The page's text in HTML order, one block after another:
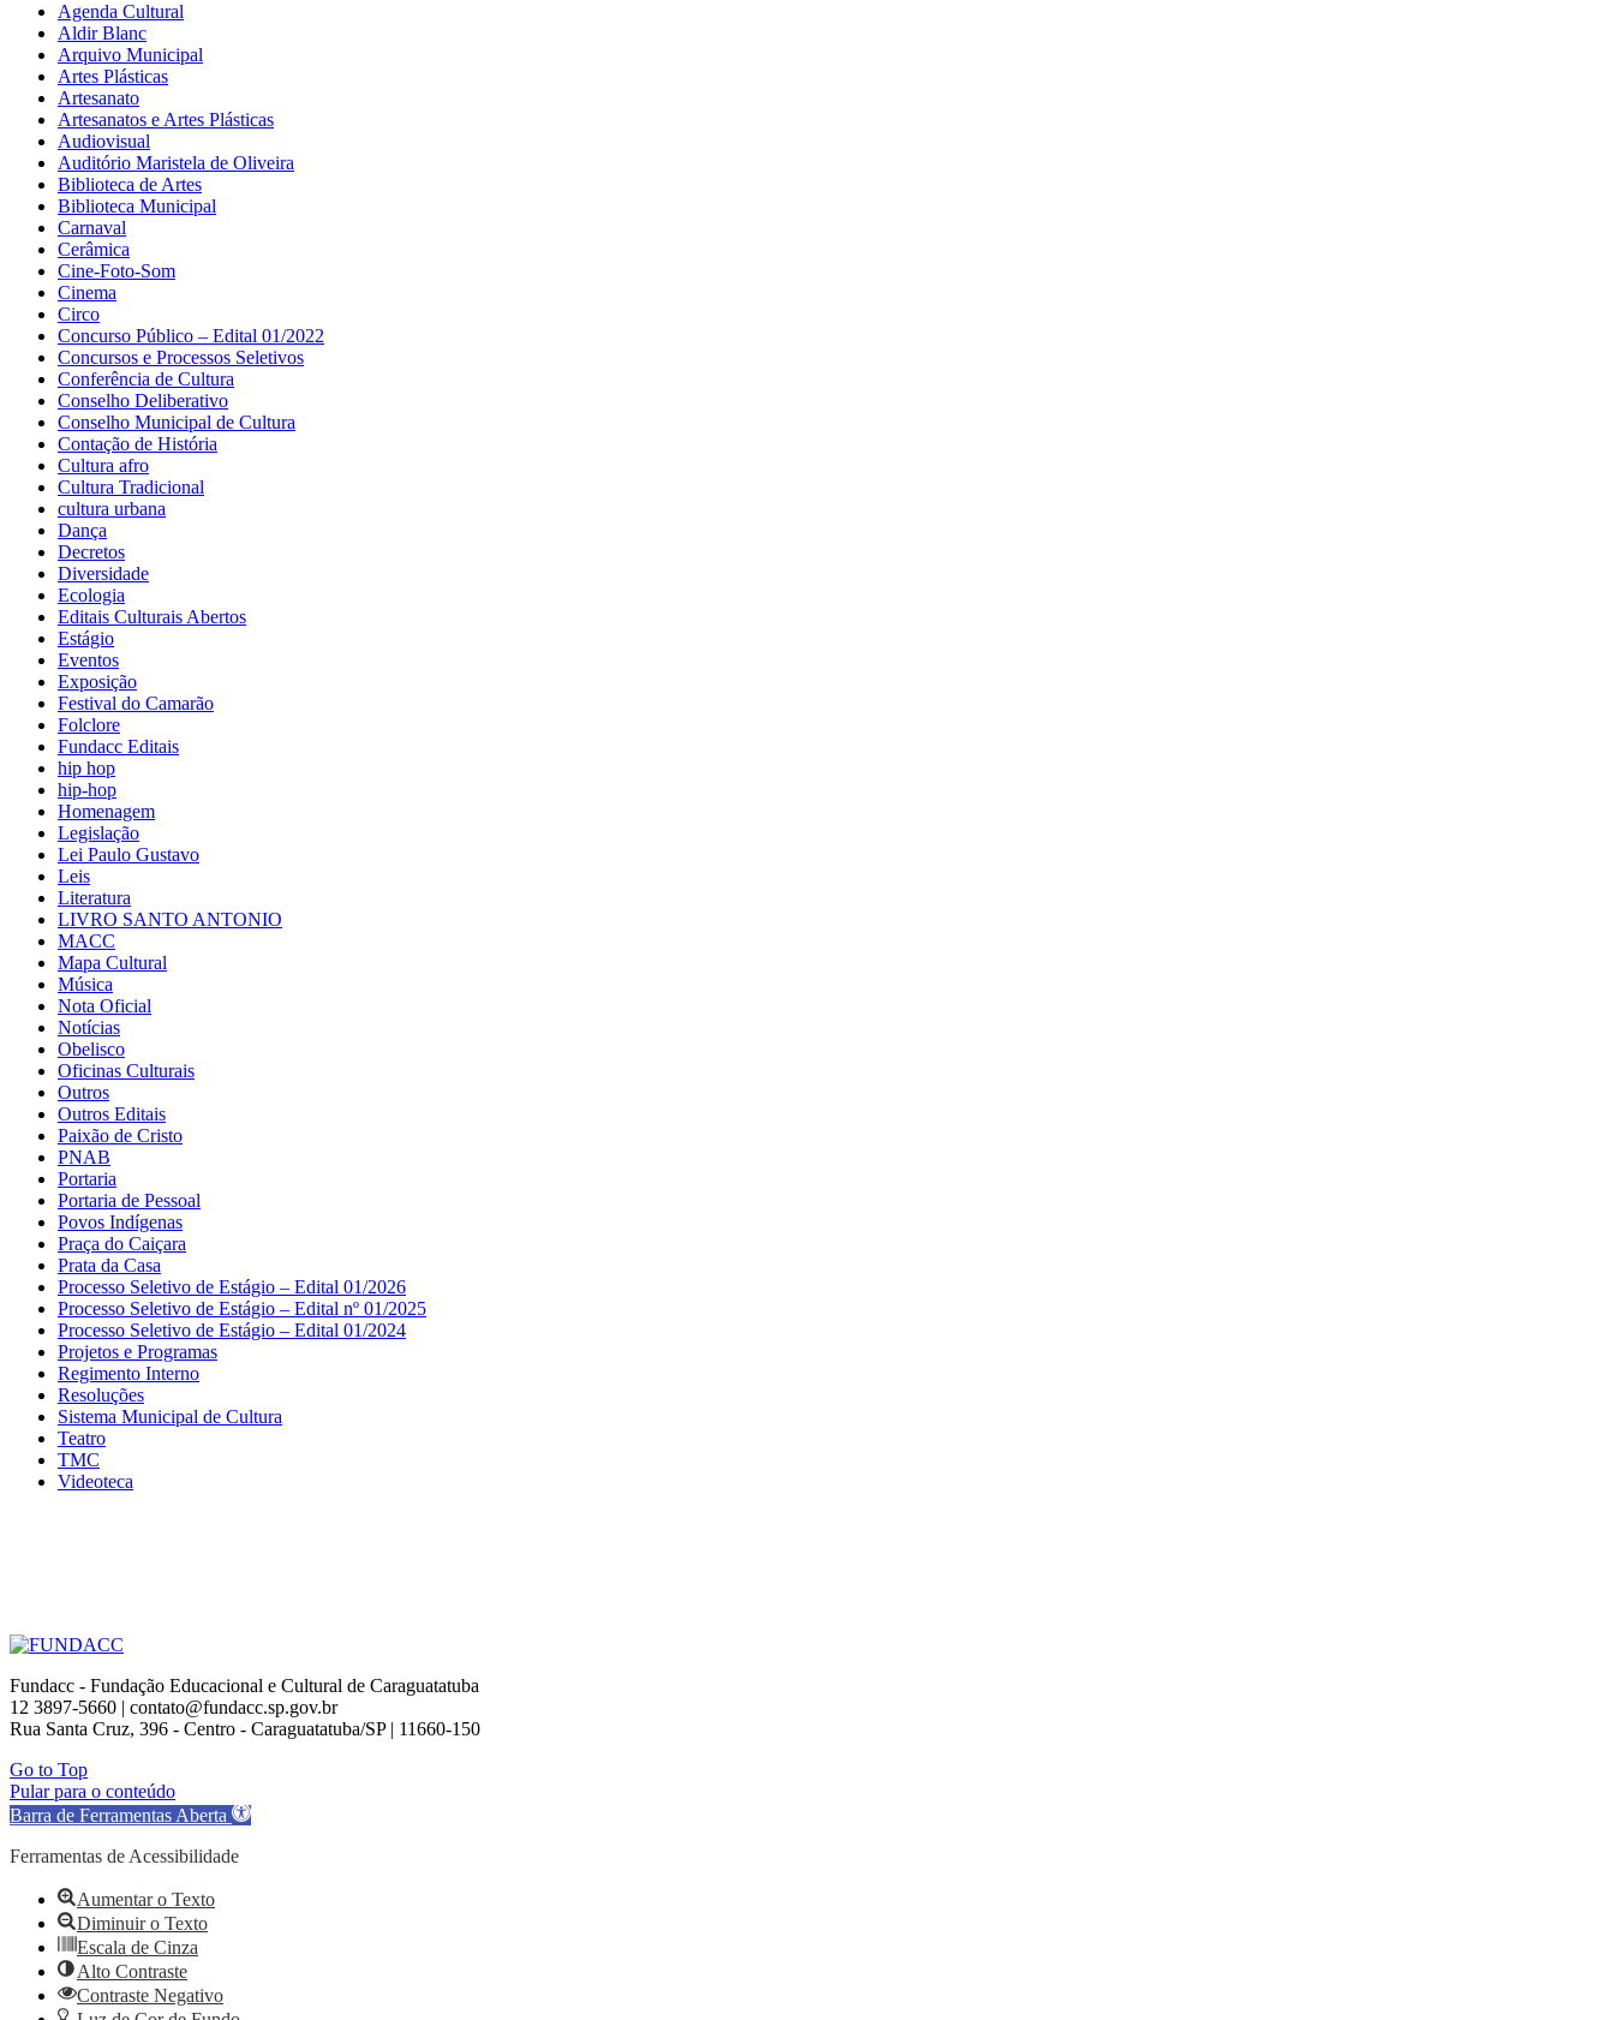
Agenda Cultural
Aldir Blanc
Arquivo Municipal
Artes Plásticas
Artesanato
Artesanatos e Artes Plásticas
Audiovisual
Auditório Maristela de Oliveira
Biblioteca de Artes
Biblioteca Municipal
Carnaval
Cerâmica
Cine-Foto-Som
Cinema
Circo
Concurso Público – Edital 01/2022
Concursos e Processos Seletivos
Conferência de Cultura
Conselho Deliberativo
Conselho Municipal de Cultura
Contação de História
Cultura afro
Cultura Tradicional
cultura urbana
Dança
Decretos
Diversidade
Ecologia
Editais Culturais Abertos
Estágio
Eventos
Exposição
Festival do Camarão
Folclore
Fundacc Editais
hip hop
hip-hop
Homenagem
Legislação
Lei Paulo Gustavo
Leis
Literatura
LIVRO SANTO ANTONIO
MACC
Mapa Cultural
Música
Nota Oficial
Notícias
Obelisco
Oficinas Culturais
Outros
Outros Editais
Paixão de Cristo
PNAB
Portaria
Portaria de Pessoal
Povos Indígenas
Praça do Caiçara
Prata da Casa
Processo Seletivo de Estágio – Edital 01/2026
Processo Seletivo de Estágio – Edital nº 01/2025
Processo Seletivo de Estágio – Edital 01/2024
Projetos e Programas
Regimento Interno
Resoluções
Sistema Municipal de Cultura
Teatro
TMC
Videoteca
Fundacc - Fundação Educacional e Cultural de Caraguatatuba
12 3897-5660 | contato@fundacc.sp.gov.br
Rua Santa Cruz, 396 - Centro - Caraguatatuba/SP | 11660-150
Go to Top
Pular para o conteúdo
Barra de Ferramentas Aberta
Ferramentas de Acessibilidade
Aumentar o Texto
Diminuir o Texto
Escala de Cinza
Alto Contraste
Contraste Negativo